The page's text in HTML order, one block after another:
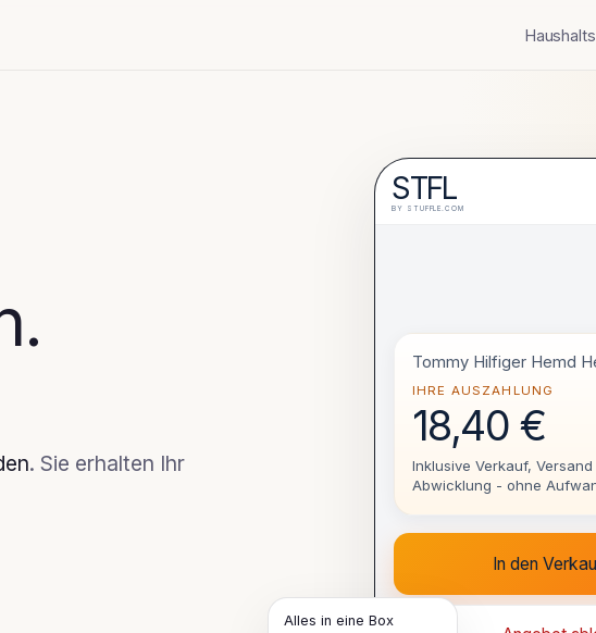
. Sie erhalten Ihr
STFL
BY STUFFLE.COM
Tommy Hilfiger Hemd
IHRE AUSZAHLUNG
18,40 €
Inklusive Verkauf,
Abwicklung - ohne
In den
Alles in eine Box